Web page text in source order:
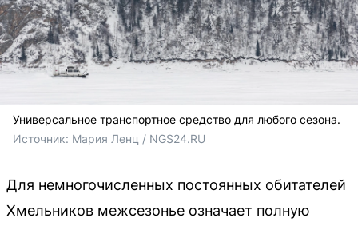
Универсальное транспортное средство для любого сезона.
Источник: Мария Ленц / NGS24.RU
Для немногочисленных постоянных обитателей
Хмельников межсезонье означает полную